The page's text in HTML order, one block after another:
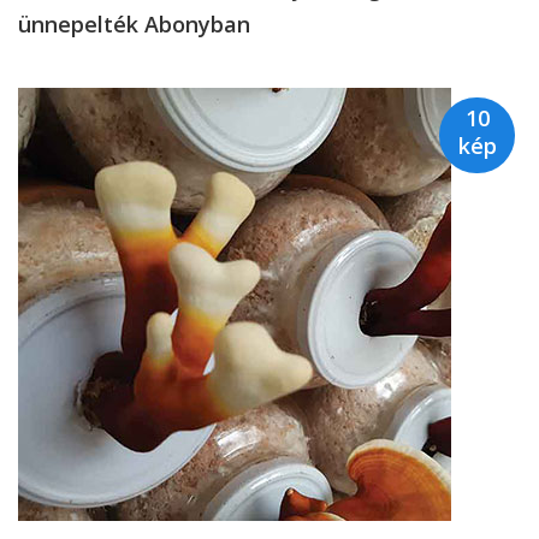
ünnepelték Abonyban
10
kép